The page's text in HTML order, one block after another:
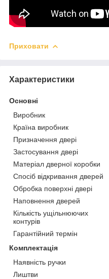
Приховати
Характеристики
Основні
Виробник
Країна виробник
Призначення двері
Застосування двері
Матеріал дверної коробки
Спосіб відкривання дверей
Обробка поверхні двері
Наповнення дверей
Кількість ущільнюючих
контурів
Гарантійний термін
Комплектація
Наявність ручки
Лиштви